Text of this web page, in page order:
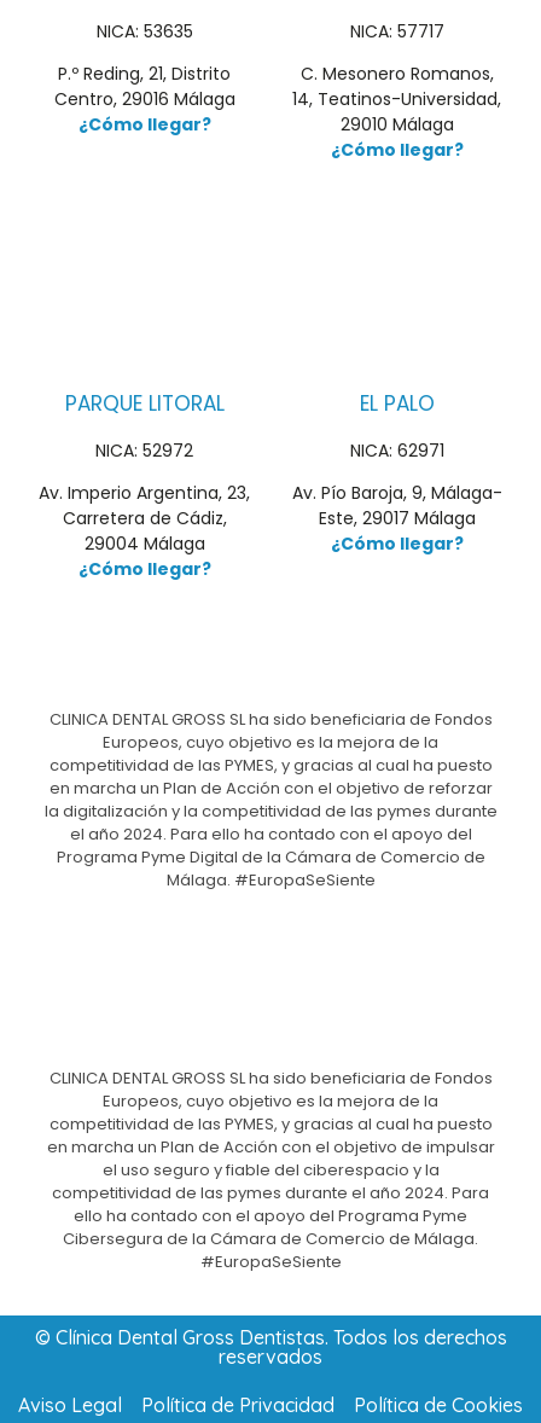
NICA: 53635
P.º Reding, 21, Distrito
Centro, 29016 Málaga
¿Cómo llegar?
NICA: 57717
C. Mesonero Romanos,
14, Teatinos-Universidad,
29010 Málaga
¿Cómo llegar?
PARQUE LITORAL
NICA: 52972
Av. Imperio Argentina, 23,
Carretera de Cádiz,
29004 Málaga
¿Cómo llegar?
EL PALO
NICA: 62971
Av. Pío Baroja, 9, Málaga-
Este, 29017 Málaga
¿Cómo llegar?
CLINICA DENTAL GROSS SL ha sido beneficiaria de Fondos
Europeos, cuyo objetivo es la mejora de la
competitividad de las PYMES, y gracias al cual ha puesto
en marcha un Plan de Acción con el objetivo de reforzar
la digitalización y la competitividad de las pymes durante
el año 2024. Para ello ha contado con el apoyo del
Programa Pyme Digital de la Cámara de Comercio de
Málaga. #EuropaSeSiente
CLINICA DENTAL GROSS SL ha sido beneficiaria de Fondos
Europeos, cuyo objetivo es la mejora de la
competitividad de las PYMES, y gracias al cual ha puesto
en marcha un Plan de Acción con el objetivo de impulsar
el uso seguro y fiable del ciberespacio y la
competitividad de las pymes durante el año 2024. Para
ello ha contado con el apoyo del Programa Pyme
Cibersegura de la Cámara de Comercio de Málaga.
#EuropaSeSiente
© Clínica Dental Gross Dentistas. Todos los derechos
reservados
Aviso Legal
Política de Privacidad Política de Cookies